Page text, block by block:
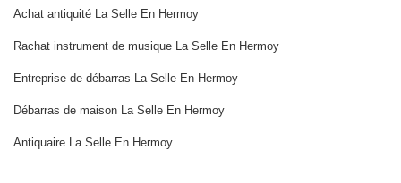
Achat antiquité La Selle En Hermoy
Rachat instrument de musique La Selle En Hermoy
Entreprise de débarras La Selle En Hermoy
Débarras de maison La Selle En Hermoy
Antiquaire La Selle En Hermoy